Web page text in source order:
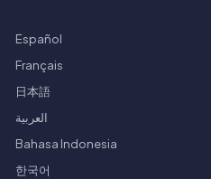
Español
Français
日本語
العربية
Bahasa Indonesia
한국어